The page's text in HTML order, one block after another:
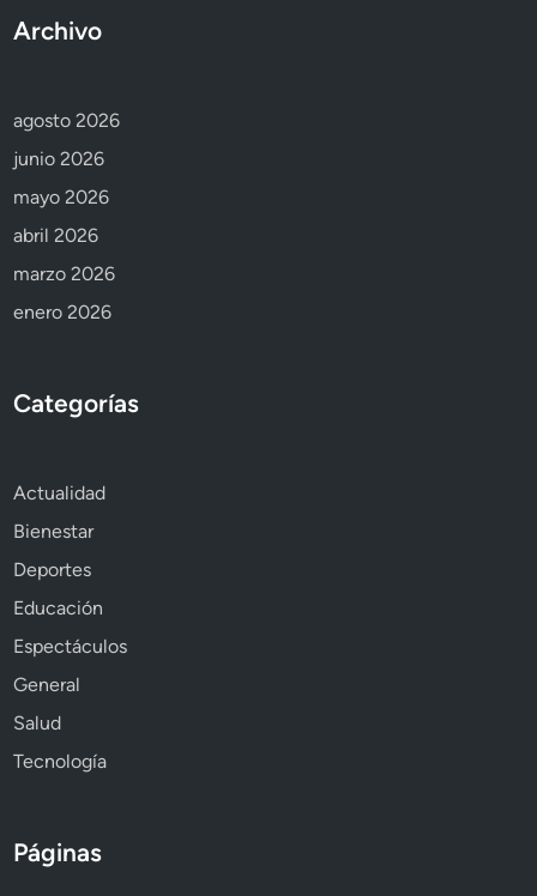
Archivo
agosto 2026
junio 2026
mayo 2026
abril 2026
marzo 2026
enero 2026
Categorías
Actualidad
Bienestar
Deportes
Educación
Espectáculos
General
Salud
Tecnología
Páginas